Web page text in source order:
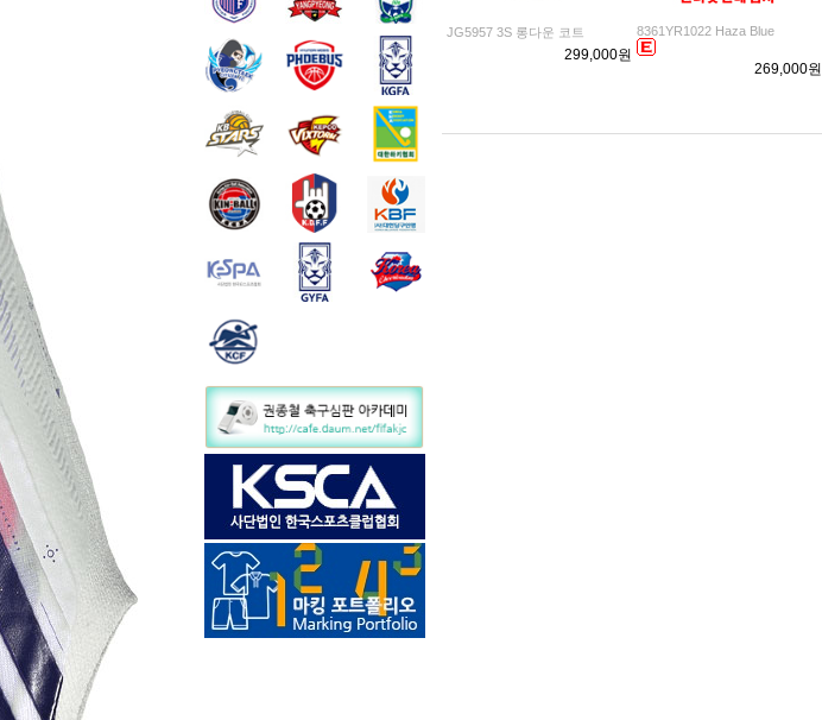
JG5957 3S 롱다운 코트
299,000원
8361YR1022 Haza Blue
269,000원